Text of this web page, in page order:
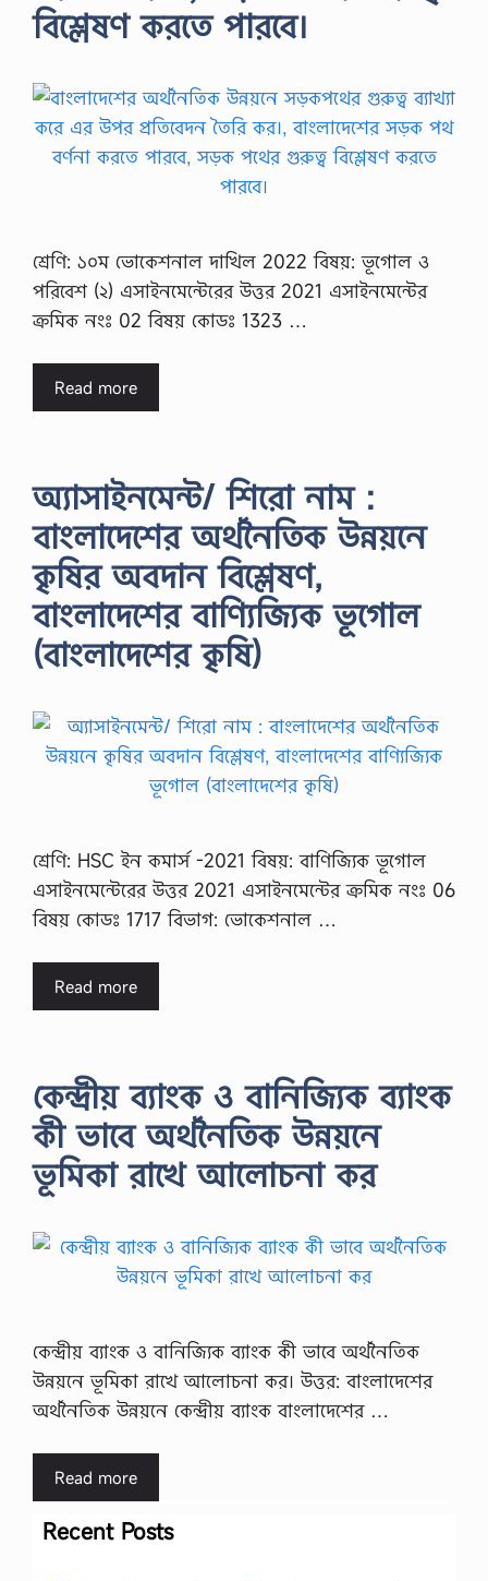
বিশ্লেষণ করতে পারবে।
শ্রেণি: ১০ম ভোকেশনাল দাখিল 2022 বিষয়: ভূগোল ও
পরিবেশ (২) এসাইনমেন্টেরের উত্তর 2021 এসাইনমেন্টের
ক্রমিক নংঃ 02 বিষয় কোডঃ 1323 …
Read more
অ্যাসাইনমেন্ট/ শিরো নাম :
বাংলাদেশের অর্থনৈতিক উন্নয়নে
কৃষির অবদান বিশ্লেষণ,
বাংলাদেশের বাণ্যিজ্যিক ভূগোল
(বাংলাদেশের কৃষি)
শ্রেণি: HSC ইন কমার্স -2021 বিষয়: বাণিজ্যিক ভূগোল
এসাইনমেন্টেরের উত্তর 2021 এসাইনমেন্টের ক্রমিক নংঃ 06
বিষয় কোডঃ 1717 বিভাগ: ভোকেশনাল …
Read more
কেন্দ্রীয় ব্যাংক ও বানিজ্যিক ব্যাংক
কী ভাবে অর্থনৈতিক উন্নয়নে
ভূমিকা রাখে আলােচনা কর
কেন্দ্রীয় ব্যাংক ও বানিজ্যিক ব্যাংক কী ভাবে অর্থনৈতিক
উন্নয়নে ভূমিকা রাখে আলােচনা কর। উত্তর: বাংলাদেশের
অর্থনৈতিক উন্নয়নে কেন্দ্রীয় ব্যাংক বাংলাদেশের …
Read more
Recent Posts